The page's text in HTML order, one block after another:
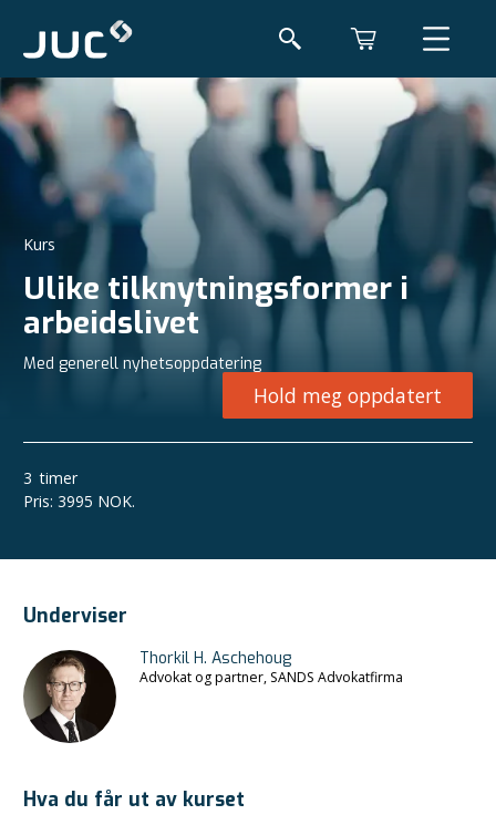
Kurs
Ulike tilknytningsformer i
arbeidslivet
Med generell nyhetsoppdatering
Hold meg oppdatert
3 timer
Pris: 3995 NOK.
Underviser
Thorkil H. Aschehoug
Advokat og partner, SANDS Advokatfirma
Hva du får ut av kurset